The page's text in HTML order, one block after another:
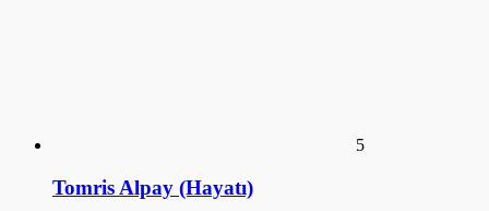
SalakFilozof - Sanat Kütüphanesi. 2016©